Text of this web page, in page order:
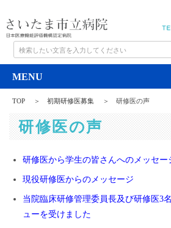
検索したい文言を入力してください
TOP 初期研修医募集 研修医の声
研修医の声
研修医から学生の皆さんへのメッセー
現役研修医からのメッセージ
当院臨床研修管理委員長及び研修医3
ューを受けました